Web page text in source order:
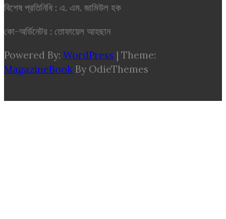
বিশেষ প্রতিনিধি : এ. এম. জামিউল হক
কো-অর্ডিনেটর : তোফায়েল আহছান
Powered By: WordPress | Theme:
MagazineBook By OdieThemes